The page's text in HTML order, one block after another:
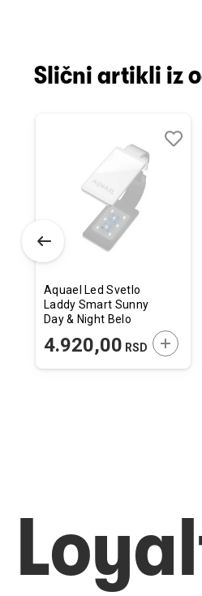
Slični artikli iz
U KORPU
Aquael Led Svetlo
Laddy Smart Sunny
Day & Night Belo
4.920,00 RSD